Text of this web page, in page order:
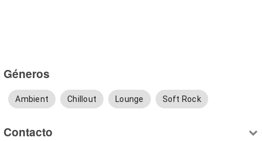
Géneros
Ambient Chillout Lounge Soft Rock
Contacto